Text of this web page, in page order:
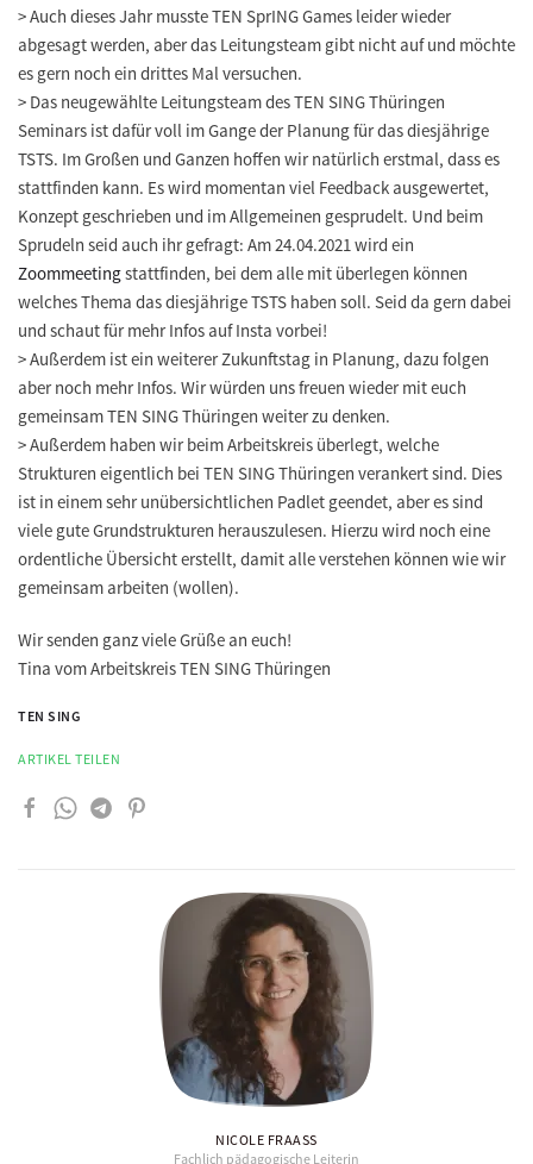
>Auch dieses Jahr mussteTEN SprING Games leider wieder
abgesagt werden, aber das Leitungsteam gibt nicht auf und möchte
es gern noch ein drittes Mal versuchen.
> Das neugewählte Leitungsteam desTEN SING Thüringen
Seminars ist dafür voll im Gange der Planung für das diesjährige
TSTS. Im Großen und Ganzen hoffen wir natürlich erstmal, dass es
stattfinden kann. Es wird momentan viel Feedback ausgewertet,
Konzept geschrieben und im Allgemeinen gesprudelt. Und beim
Sprudeln seid auch ihr gefragt: Am24.04.2021wird ein
Zoommeetingstattfinden, bei dem alle mit überlegen können
welches Thema das diesjährige TSTS haben soll. Seid da gern dabei
und schaut für mehr Infos auf Insta vorbei!
>Außerdem ist ein weitererZukunftstag in Planung, dazu folgen
aber noch mehr Infos. Wir würden uns freuen wieder mit euch
gemeinsam TEN SING Thüringen weiter zu denken.
>Außerdem haben wir beim Arbeitskreis überlegt, welche
Strukturen eigentlich bei TEN SING Thüringen verankert sind. Dies
ist in einem sehr unübersichtlichen Padlet geendet, aber es sind
viele gute Grundstrukturen herauszulesen. Hierzu wird noch eine
ordentliche Übersicht erstellt, damit alle verstehen können wie wir
gemeinsam arbeiten (wollen).
Wir senden ganz viele Grüße an euch!
Tina vom Arbeitskreis TEN SING Thüringen
TEN SING
ARTIKEL TEILEN
NICOLE FRAASS
Fachlich pädagogische Leiterin